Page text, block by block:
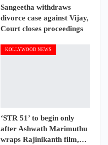
Sangeetha withdraws
divorce case against Vijay,
Court closes proceedings
KOLLYWOOD NEWS
‘STR 51’ to begin only
after Ashwath Marimuthu
wraps Rajinikanth film,…